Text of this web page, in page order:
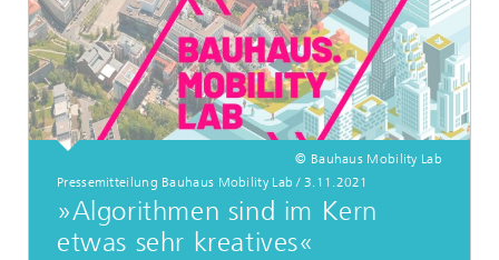
© Bauhaus Mobility Lab
Pressemitteilung Bauhaus Mobility Lab /3.11.2021
»Algorithmen sind im Kern
etwas sehr kreatives«